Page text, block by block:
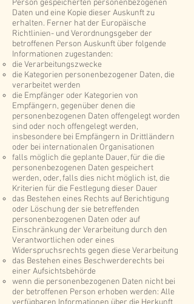
Person gespeicherten personenbezogenen
Daten und eine Kopie dieser Auskunft zu
erhalten. Ferner hat der Europäische
Richtlinien- und Verordnungsgeber der
betroffenen Person Auskunft über folgende
Informationen zugestanden:
die Verarbeitungszwecke
die Kategorien personenbezogener Daten, die
verarbeitet werden
die Empfänger oder Kategorien von
Empfängern, gegenüber denen die
personenbezogenen Daten offengelegt worden
sind oder noch offengelegt werden,
insbesondere bei Empfängern in Drittländern
oder bei internationalen Organisationen
falls möglich die geplante Dauer, für die die
personenbezogenen Daten gespeichert
werden, oder, falls dies nicht möglich ist, die
Kriterien für die Festlegung dieser Dauer
das Bestehen eines Rechts auf Berichtigung
oder Löschung der sie betreffenden
personenbezogenen Daten oder auf
Einschränkung der Verarbeitung durch den
Verantwortlichen oder eines
Widerspruchsrechts gegen diese Verarbeitung
das Bestehen eines Beschwerderechts bei
einer Aufsichtsbehörde
wenn die personenbezogenen Daten nicht bei
der betroffenen Person erhoben werden: Alle